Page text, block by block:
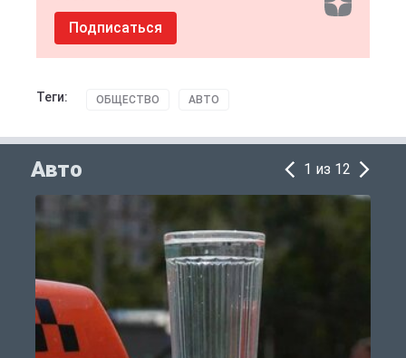
Подписаться
Теги: ОБЩЕСТВО АВТО
Авто 1 из 12